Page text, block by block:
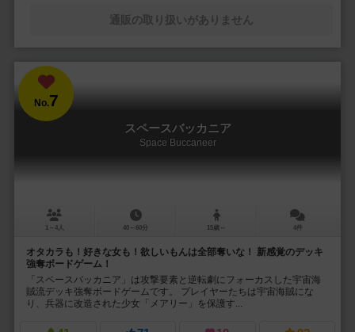
通販の取り扱いがありません
No.7
スペースバッカニア
Space Buccaneer
1～4人 40～60分 15歳～ 4件
オタカラも！好きな女も！欲しいもんは全部奪いな！ 新感覚のデッキ
強奪ボードゲーム！
「スペースバッカニア」は攻撃要素と逆転劇にフォーカスした宇宙海
賊流デッキ強奪ボードゲームです。 プレイヤーたちは宇宙海賊にな
り、兵器に改造された少女「メアリー」を保護す...